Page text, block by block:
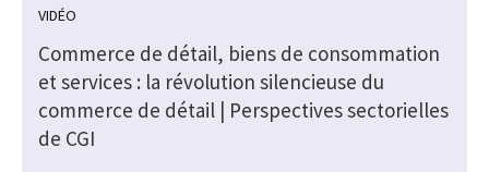
VIDÉO
Commerce de détail, biens de consommation
et services : la révolution silencieuse du
commerce de détail | Perspectives sectorielles
de CGI